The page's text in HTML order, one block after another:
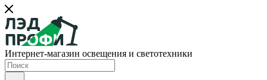
Интернет-магазин освещения и светотехники